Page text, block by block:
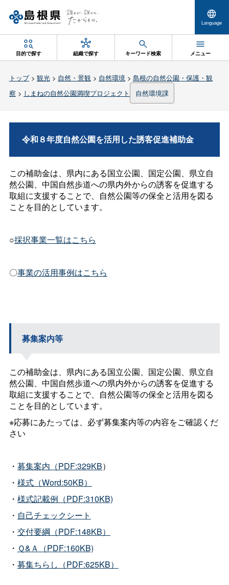
Language
目的で探す 組織で探す キーワード検索 メニュー
トップ> 観光> 自然・景観> 自然環境> 島根の自然公園・保護・観
察 > しまねの自然公園満喫プロジェクト 自然環境課
令和８年度自然公園を活用した誘客促進補助金
この補助金は、県内にある国立公園、国定公園、県立自
然公園、中国自然歩道への県内外からの誘客を促進する
取組に支援することで、自然公園等の保全と活用を図る
ことを目的としています。
○採択事業一覧はこちら
〇事業の活用事例はこちら
募集案内等
この補助金は、県内にある国立公園、国定公園、県立自
然公園、中国自然歩道への県内外からの誘客を促進する
取組に支援することで、自然公園等の保全と活用を図る
ことを目的としています。
※応募にあたっては、必ず募集案内等の内容をご確認くだ
さい
・ 募集案内（PDF:329KB）
・ 様式（Word:50KB）
・ 様式記載例（PDF:310KB)
・ 自己チェックシート
・ 交付要綱（PDF:148KB）
・ Ｑ&Ａ（PDF:160KB)
・ 募集ちらし（PDF:625KB）